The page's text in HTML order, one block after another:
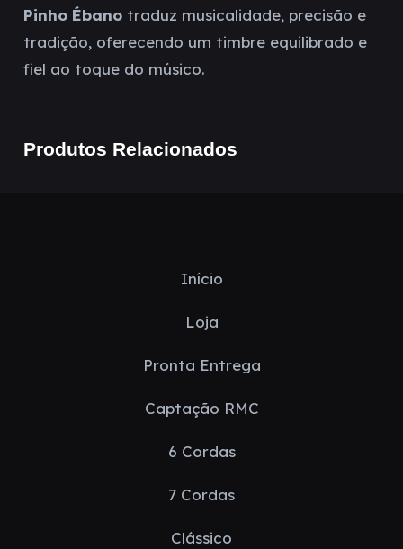
Pinho Ébanotraduz musicalidade, precisão e
tradição, oferecendo um timbre equilibrado e
fiel ao toque do músico.
Produtos Relacionados
Início
Loja
Pronta Entrega
Captação RMC
6 Cordas
7 Cordas
Clássico